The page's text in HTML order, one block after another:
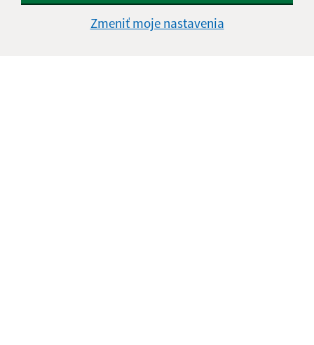
Zmeniť moje nastavenia
Vyhlásenie o prístupnosti
Autorské práva